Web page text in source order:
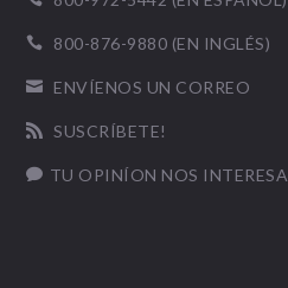
 800-876-9880 (EN INGLÉS)
 ENVÍENOS UN CORREO
 SUSCRÍBETE!
 TU OPINÍON NOS INTERESA